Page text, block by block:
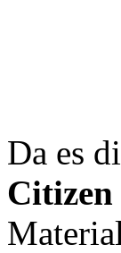
Da es
Citizen